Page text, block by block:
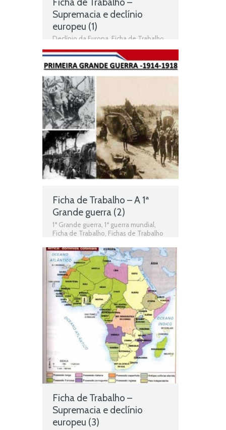
Supremacia e declínio
europeu (1)
Declínio da Europa Ficha de Trabalho
informativas,Hegemonia e declínio da
Europa,História,História 9º Ano,Jogo
de história,Supremacia e declínio
europeu,Teste de Avaliação
Ficha de Trabalho – A 1ª
Grande guerra (2)
1ª Grande guerra 1ª guerra mundial
Ficha de Trabalho Fichas de Trabalho
História,História 9º Ano,IGM,Jogo de
história,Primeira Guerra Mundial
Teste de Avaliação
Ficha de Trabalho –
Supremacia e declínio
europeu (3)